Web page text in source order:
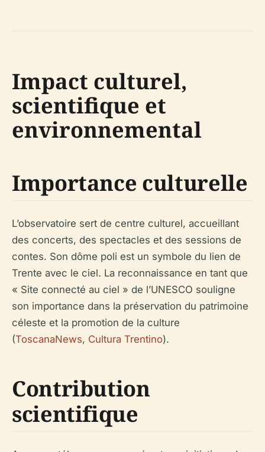
Impact culturel,
scientifique et
environnemental
Importance culturelle
L’observatoire sert de centre culturel, accueillant
des concerts, des spectacles et des sessions de
contes. Son dôme poli est un symbole du lien de
Trente avec le ciel. La reconnaissance en tant que
« Site connecté au ciel » de l’UNESCO souligne
son importance dans la préservation du patrimoine
céleste et la promotion de la culture
(ToscanaNews, Cultura Trentino).
Contribution
scientifique